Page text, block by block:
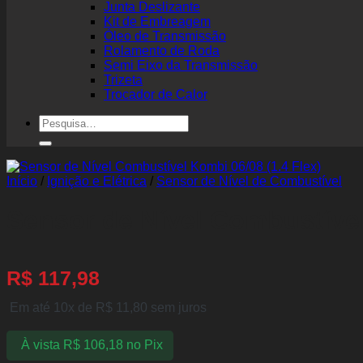
Junta Deslizante
Kit de Embreagem
Óleo de Transmissão
Rolamento de Roda
Semi Eixo da Transmissão
Trizeta
Trocador de Calor
Pesquisar
por:
Início / Ignição e Elétrica / Sensor de Nível de Combustível
R$ 117,98
Em até 10x de R$ 11,80 sem juros
À vista R$106,18 no Pix